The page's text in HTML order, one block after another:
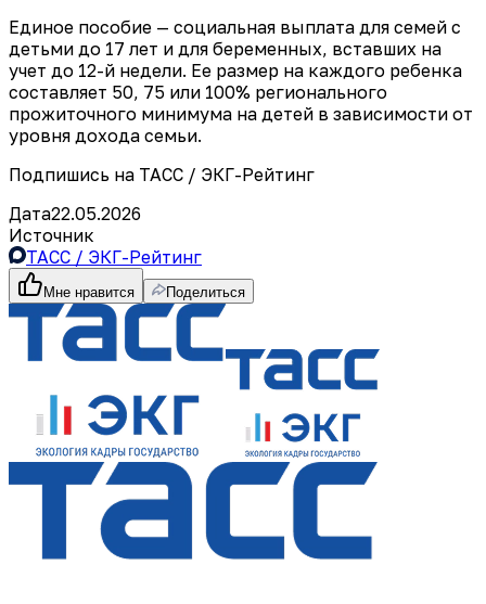
Единое пособие — социальная выплата для семей с
детьми до 17 лет и для беременных, вставших на
учет до 12-й недели. Ее размер на каждого ребенка
составляет 50, 75 или 100% регионального
прожиточного минимума на детей в зависимости от
уровня дохода семьи.
Подпишись на ТАСС / ЭКГ-Рейтинг
Дата22.05.2026
Источник
ТАСС / ЭКГ-Рейтинг
Мне нравится Поделиться